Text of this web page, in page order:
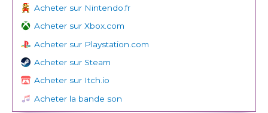
Acheter sur Nintendo.fr
Acheter sur Xbox.com
Acheter sur Playstation.com
Acheter sur Steam
Acheter sur Itch.io
Acheter la bande son